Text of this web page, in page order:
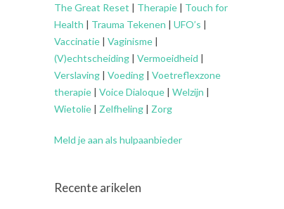
The Great Reset | Therapie | Touch for
Health | Trauma Tekenen | UFO’s |
Vaccinatie | Vaginisme |
(V)echtscheiding | Vermoeidheid |
Verslaving | Voeding | Voetreflexzone
therapie | Voice Dialoque | Welzijn |
Wietolie | Zelfheling | Zorg
Meld je aan als hulpaanbieder
Recente arikelen